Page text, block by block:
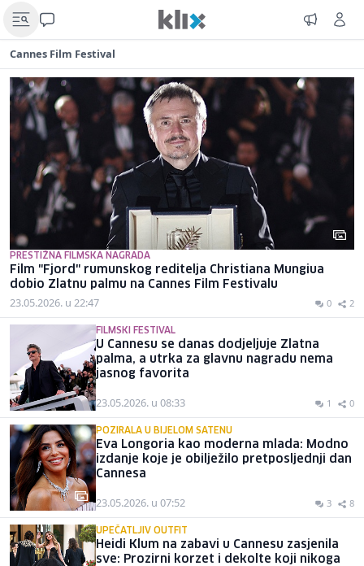
Cannes Film Festival
PRESTIŽNA FILMSKA NAGRADA
Film "Fjord" rumunskog reditelja Christiana Mungiua
dobio Zlatnu palmu na Cannes Film Festivalu
23.05.2026. u 22:47 0 2
FILMSKI FESTIVAL
U Cannesu se danas dodjeljuje Zlatna
palma, a utrka za glavnu nagradu nema
jasnog favorita
23.05.2026. u 08:33 1 0
POZIRALA U BIJELOM SATENU
Eva Longoria kao moderna mlada: Modno
izdanje koje je obilježilo pretposljednji dan
Cannesa
23.05.2026. u 07:52 3 8
UPEČATLJIV OUTFIT
Heidi Klum na zabavi u Cannesu zasjenila
sve: Prozirni korzet i dekolte koji nikoga